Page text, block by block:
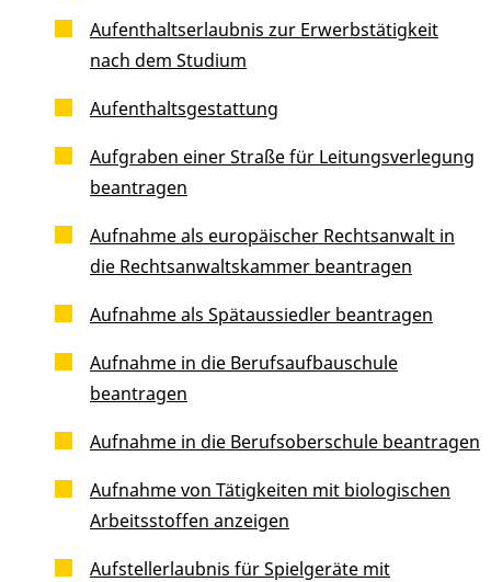
Aufenthaltserlaubnis zur Erwerbstätigkeit
nach dem Studium
Aufenthaltsgestattung
Aufgraben einer Straße für Leitungsverlegung
beantragen
Aufnahme als europäischer Rechtsanwalt in
die Rechtsanwaltskammer beantragen
Aufnahme als Spätaussiedler beantragen
Aufnahme in die Berufsaufbauschule
beantragen
Aufnahme in die Berufsoberschule beantragen
Aufnahme von Tätigkeiten mit biologischen
Arbeitsstoffen anzeigen
Aufstellerlaubnis für Spielgeräte mit